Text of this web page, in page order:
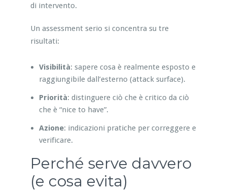
di intervento.
Un assessment serio si concentra su tre
risultati:
Visibilità: sapere cosa è realmente esposto e
raggiungibile dall’esterno (attack surface).
Priorità: distinguere ciò che è critico da ciò
che è “nice to have”.
Azione: indicazioni pratiche per correggere e
verificare.
Perché serve davvero
(e cosa evita)